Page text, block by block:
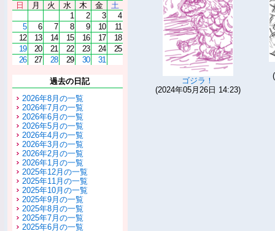
日
月 火 水 木 金
土
1
2 3
4
5
6 7 8 9 10
11
12
13 14 15 16 17
18
19
20 21 22 23 24
25
26
27 28 29 30 31
過去の日記
2026年8月の一覧
2026年7月の一覧
2026年6月の一覧
2026年5月の一覧
2026年4月の一覧
2026年3月の一覧
2026年2月の一覧
2026年1月の一覧
2025年12月の一覧
2025年11月の一覧
2025年10月の一覧
2025年9月の一覧
2025年8月の一覧
2025年7月の一覧
2025年6月の一覧
ゴジラ！
(2024年05月26日 14:23)